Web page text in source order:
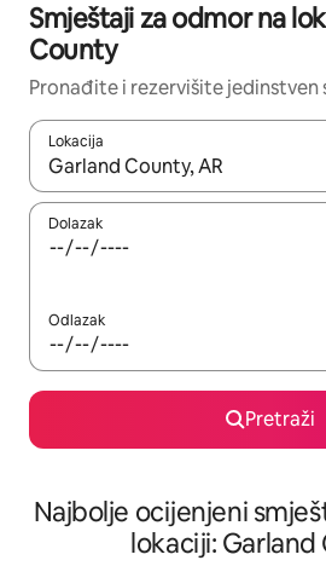
Smještaji za odmor na
County
Pronađite i rezervišite jedinstven
Lokacija
Kad rezultati budu dostupni,
Dolazak
Odlazak
Pretraži
Najbolje ocijenjeni
lokaciji: